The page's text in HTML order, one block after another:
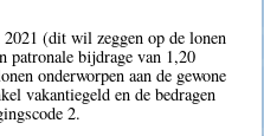
(dit wil zeggen op de lonen
patronale bijdrage van 1,20
onderworpen aan de gewone
vakantiegeld en de bedragen
2.